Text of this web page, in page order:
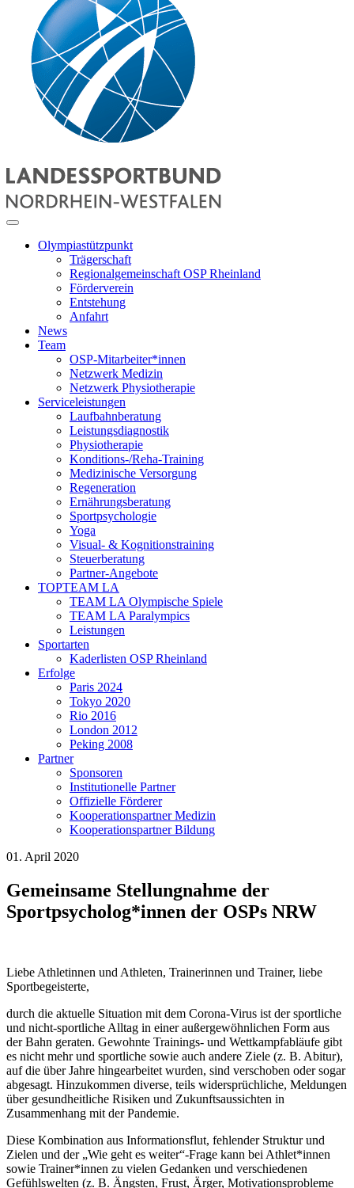
Olympiastützpunkt
Trägerschaft
Regionalgemeinschaft OSP Rheinland
Förderverein
Entstehung
Anfahrt
News
Team
OSP-Mitarbeiter*innen
Netzwerk Medizin
Netzwerk Physiotherapie
Serviceleistungen
Laufbahnberatung
Leistungsdiagnostik
Physiotherapie
Konditions-/Reha-Training
Medizinische Versorgung
Regeneration
Ernährungsberatung
Sportpsychologie
Yoga
Visual- & Kognitionstraining
Steuerberatung
Partner-Angebote
TOPTEAM LA
TEAM LA Olympische Spiele
TEAM LA Paralympics
Leistungen
Sportarten
Kaderlisten OSP Rheinland
Erfolge
Paris 2024
Tokyo 2020
Rio 2016
London 2012
Peking 2008
Partner
Sponsoren
Institutionelle Partner
Offizielle Förderer
Kooperationspartner Medizin
Kooperationspartner Bildung
01. April 2020
Gemeinsame Stellungnahme der
Sportpsycholog*innen der OSPs NRW
Liebe Athletinnen und Athleten, Trainerinnen und Trainer, liebe
Sportbegeisterte,
durch die aktuelle Situation mit dem Corona-Virus ist der sportliche
und nicht-sportliche Alltag in einer außergewöhnlichen Form aus
der Bahn geraten. Gewohnte Trainings- und Wettkampfabläufe gibt
es nicht mehr und sportliche sowie auch andere Ziele (z. B. Abitur),
auf die über Jahre hingearbeitet wurden, sind verschoben oder sogar
abgesagt. Hinzukommen diverse, teils widersprüchliche, Meldungen
über gesundheitliche Risiken und Zukunftsaussichten in
Zusammenhang mit der Pandemie.
Diese Kombination aus Informationsflut, fehlender Struktur und
Zielen und der „Wie geht es weiter“-Frage kann bei Athlet*innen
sowie Trainer*innen zu vielen Gedanken und verschiedenen
Gefühlswelten (z. B. Ängsten, Frust, Ärger, Motivationsprobleme